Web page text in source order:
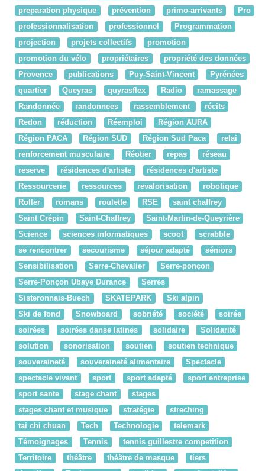
preparation physique
prévention primo-arrivants
Pro
professionnalisation
professionnel
Programmation
projection
projets collectifs
promotion
promotion du vélo
propriétaires
propriété des données
Provence
publications Puy-Saint-Vincent
Pyrénées
quartier
Queyras quyrasflex Radio
ramassage
Randonnée
randonnees rassemblement
récits
Redon
réduction Réemploi
Région AURA
Région PACA
Région SUD Région Sud Paca
relai
renforcement musculaire
Réotier repas
réseau
reserve
résidences d'artiste
résidences d'artiste
Ressourcerie
ressources revalorisation
robotique
Roller
romans roulette RSE
saint chaffrey
Saint Crépin
Saint-Chaffrey
Saint-Martin-de-Queyrière
Science
sciences informatiques scoot
scrabble
se rencontrer
secourisme séjour adapté
séniors
Sensibilisation
Serre-Chevalier
Serre-ponçon
Serre-Ponçon Ubaye Durance
Serres
Sisteronnais-Buech
SKATEPARK
Ski alpin
Ski de fond
Snowboard sobriété société
soirée
soirées
soirées danse latines solidaire
Solidarité
solution
sonorisation soutien
soutien technique
souveraineté
souveraineté alimentaire
Spectacle
spectacle vivant
sport sport adapté
sport entreprise
sport sante
stage chant
stages
stages chant et musique
stratégie
streching
tai chi chuan
Tech Technologie
telemark
Témoignages
Tennis
tennis guillestre competition
Territoire
théâtre théâtre de masque
tiers